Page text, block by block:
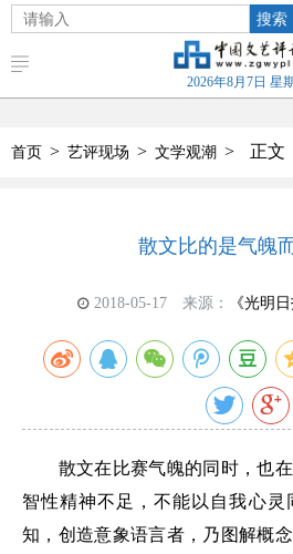
搜索
2026年8月7日 星
首页 > 艺评现场 > 文学观潮 > 正文
散文比的是气魄
2018-05-17 来源： 《光明日
散文在比赛气魄的同时，也在
智性精神不足，不能以自我心
知，创造意象语言者，乃图解概